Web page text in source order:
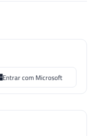
Entrar com Microsoft